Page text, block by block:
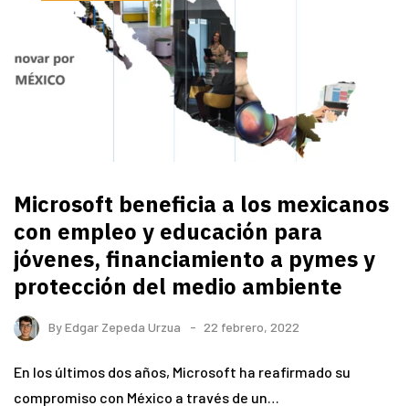
Microsoft beneficia a los mexicanos
con empleo y educación para
jóvenes, financiamiento a pymes y
protección del medio ambiente
ByEdgar Zepeda Urzua 22 febrero, 2022
En los últimos dos años, Microsoft ha reafirmado su
compromiso con México a través de un…